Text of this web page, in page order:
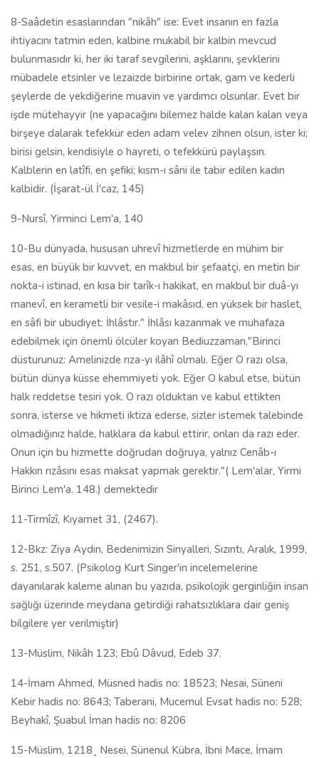
8-Saâdetin esaslarından "nikâh" ise: Evet insanın en fazla
ihtiyacını tatmin eden, kalbine mukabil bir kalbin mevcud
bulunmasıdır ki, her iki taraf sevgilerini, aşklarını, şevklerini
mübadele etsinler ve lezaizde birbirine ortak, gam ve kederli
şeylerde de yekdiğerine muavin ve yardımcı olsunlar. Evet bir
işde mütehayyir (ne yapacağını bilemez halde kalan kalan veya
birşeye dalarak tefekkür eden adam velev zihnen olsun, ister ki;
birisi gelsin, kendisiyle o hayreti, o tefekkürü paylaşsın.
Kalblerin en latîfi, en şefiki; kısm-ı sâni ile tabir edilen kadın
kalbidir. (İşarat-ül İ'caz, 145)
9-Nursî, Yirminci Lem'a, 140
10-Bu dünyada, hususan uhrevî hizmetlerde en mühim bir
esas, en büyük bir kuvvet, en makbul bir şefaatçi, en metin bir
nokta-i istinad, en kısa bir tarîk-ı hakikat, en makbul bir duâ-yı
manevî, en kerametli bir vesile-i makâsıd, en yüksek bir haslet,
en sâfi bir ubudiyet: İhlâstır." İhlâsı kazanmak ve muhafaza
edebilmek için önemli ölcüler koyan Bediuzzaman,"Birinci
düsturunuz: Amelinizde rıza-yı ilâhî olmalı. Eğer O razı olsa,
bütün dünya küsse ehemmiyeti yok. Eğer O kabul etse, bütün
halk reddetse tesiri yok. O razı olduktan ve kabul ettikten
sonra, isterse ve hikmeti iktiza ederse, sizler istemek talebinde
olmadığınız halde, halklara da kabul ettirir, onları da razı eder.
Onun için bu hizmette doğrudan doğruya, yalnız Cenâb-ı
Hakkın rızâsını esas maksat yapmak gerektir."( Lem'alar, Yirmi
Birinci Lem'a. 148.) demektedir
11-Tirmîzî, Kıyamet 31, (2467).
12-Bkz: Ziya Aydın, Bedenimizin Sinyalleri, Sızıntı, Aralık, 1999,
s. 251, s.507. (Psikolog Kurt Singer'in incelemelerine
dayanılarak kaleme alınan bu yazıda, psikolojik gerginliğin insan
sağlığı üzerinde meydana getirdiği rahatsızlıklara dair geniş
bilgilere yer verilmiştir)
13-Müslim, Nikâh 123; Ebû Dâvud, Edeb 37.
14-İmam Ahmed, Müsned hadis no: 18523; Nesai, Süneni
Kebir hadis no: 8643; Taberani, Mucemul Evsat hadis no: 528;
Beyhakî, Şuabul İman hadis no: 8206
15-Müslim, 1218¸ Nesei, Sünenul Kübra, İbni Mace, İmam